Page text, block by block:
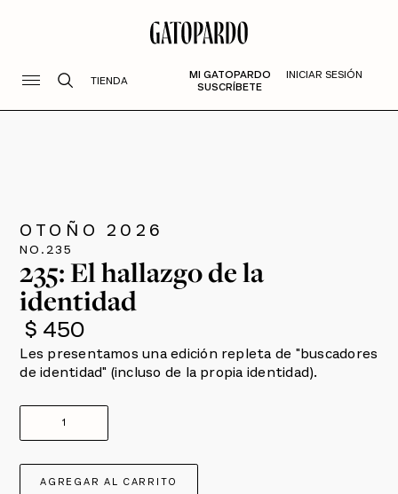
TIENDA
MI GATOPARDO
SUSCRÍBETE
INICIAR SESIÓN
OTOÑO 2026
NO. 235
235: El hallazgo de la
identidad
$ 450
Les presentamos una edición repleta de "buscadores
de identidad" (incluso de la propia identidad).